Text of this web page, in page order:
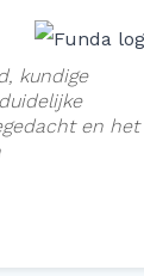
kundige
en het